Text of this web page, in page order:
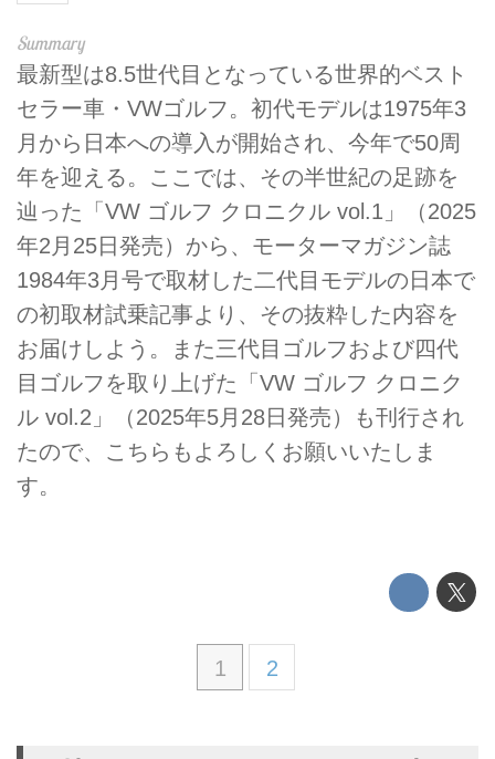
最新型は8.5世代目となっている世界的ベスト
セラー車・VWゴルフ。初代モデルは1975年3
月から日本への導入が開始され、今年で50周
年を迎える。ここでは、その半世紀の足跡を
辿った「VW ゴルフ クロニクル vol.1」（2025
年2月25日発売）から、モーターマガジン誌
1984年3月号で取材した二代目モデルの日本で
の初取材試乗記事より、その抜粋した内容を
お届けしよう。また三代目ゴルフおよび四代
目ゴルフを取り上げた「VW ゴルフ クロニク
ル vol.2」（2025年5月28日発売）も刊行され
たので、こちらもよろしくお願いいたしま
す。
1 2